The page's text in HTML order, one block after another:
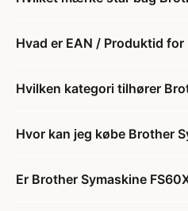
Hvad er EAN / Produktid
Hvilken kategori tilhører
Hvor kan jeg købe Brother
Er Brother Symaskine